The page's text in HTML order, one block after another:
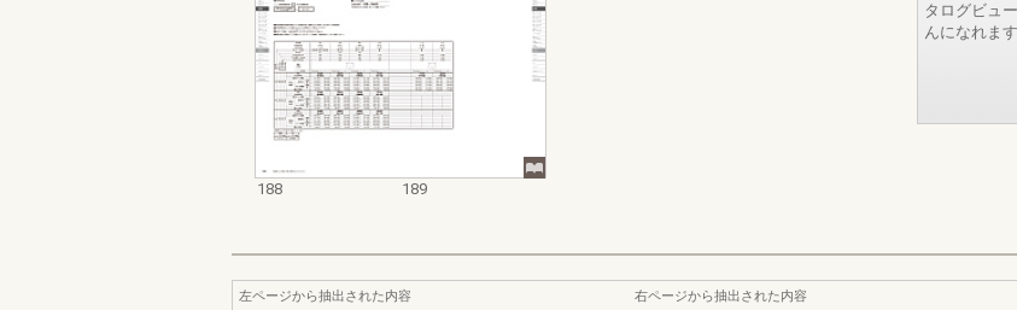
188 189
タログビュ
んになれます
左ページから抽出された内容
右ページから抽出された内容